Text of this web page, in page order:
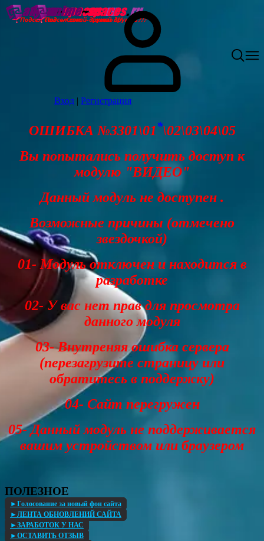
Вход | Регистрация
ОШИБКА №3301\01*\02\03\04\05
Вы попытались получить доступ к
модулю "ВИДЕО"
Данный модуль не доступен .
Возможные причины (отмечено
звездочкой)
01- Модуль отключен и находится в
разработке
02- У вас нет прав для просмотра
данного модуля
03- Внутреняя ошибка сервера
(перезагрузите страницу или
обратитесь в поддержку)
04- Сайт перегружен
05- Данный модуль не поддерживается
вашим устройством или браузером
ПОЛЕЗНОЕ
►Голосование за новый фон сайта
►ЛЕНТА ОБНОВЛЕНИЙ САЙТА
►ЗАРАБОТОК У НАС
►ОСТАВИТЬ ОТЗЫВ